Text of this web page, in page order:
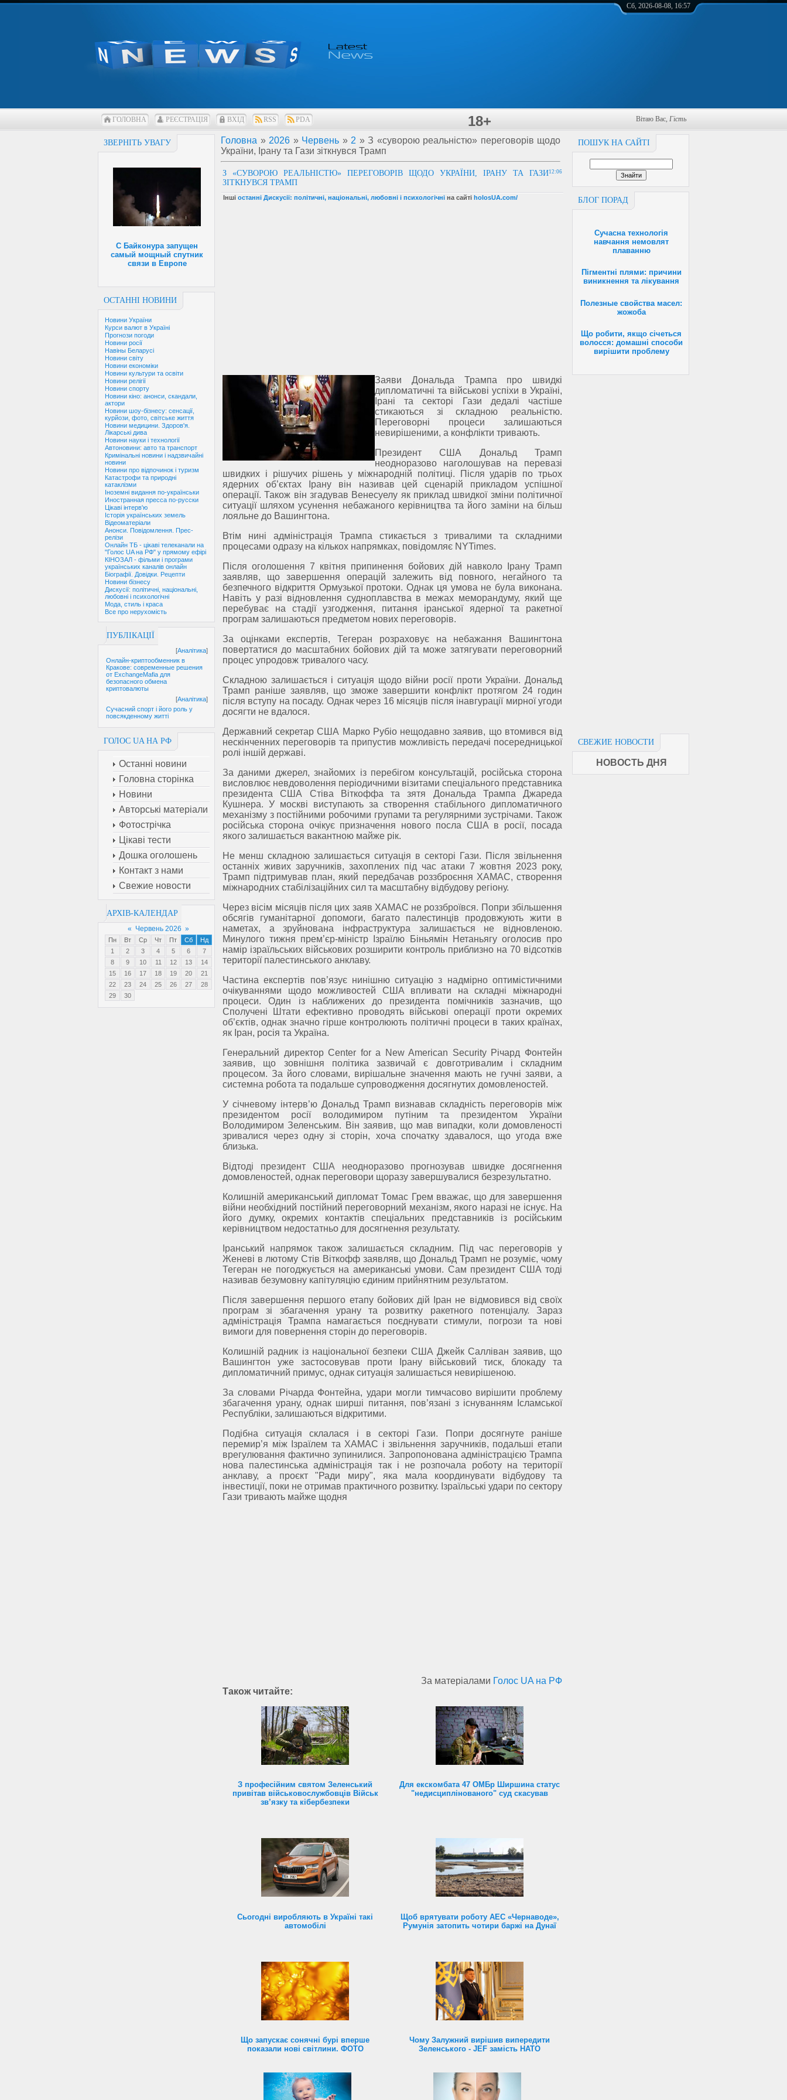
Сб, 2026-08-08, 16:57
ГОЛОВНА РЕЄСТРАЦІЯ ВХІД RSS PDA 18+ Вітаю Вас, Гість
ЗВЕРНІТЬ УВАГУ
С Байконура запущен
самый мощный спутник
связи в Европе
ОСТАННІ НОВИНИ
Новини України
Курси валют в Україні
Прогнози погоди
Новини росії
Навіны Беларусі
Новини світу
Новини економіки
Новини культури та освіти
Новини релігії
Новини спорту
Новини кіно: анонси, скандали,
актори
Новини шоу-бізнесу: сенсації,
курйози, фото, світське життя
Новини медицини. Здоров'я.
Лікарські дива
Новини науки і технології
Автоновини: авто та транспорт
Кримінальні новини і надзвичайні
новини
Новини про відпочинок і туризм
Катастрофи та природні
катаклізми
Іноземні видання по-українськи
Иностранная пресса по-русски
Цікаві інтерв'ю
Історія українських земель
Відеоматеріали
Анонси. Повідомлення. Прес-
релізи
Онлайн ТБ - цікаві телеканали на
"Голос UA на РФ" у прямому ефірі
КІНОЗАЛ - фільми і програми
українських каналів онлайн
Біографії. Довідки. Рецепти
Новини бізнесу
Дискусії: політичні, національні,
любовні і психологічні
Мода, стиль і краса
Все про нерухомість
ПУБЛІКАЦІЇ
[Аналітика]
Онлайн-криптообменник в
Кракове: современные решения
от ExchangeMafia для
безопасного обмена
криптовалюты
[Аналітика]
Сучасний спорт і його роль у
повсякденному житті
ГОЛОС UA НА РФ
Останні новини
Головна сторінка
Новини
Авторські матеріали
Фотострічка
Цікаві тести
Дошка оголошень
Контакт з нами
Свежие новости
АРХІВ-КАЛЕНДАР
« Червень 2026 »
Пн Вт Ср Чт Пт Сб
Нд
1
2 3 4 5 6
7
8
9 10 11 12 13
14
15
16 17 18 19 20
21
22
23 24 25 26 27
28
29
30
ПОШУК НА САЙТІ
БЛОГ ПОРАД
Сучасна технологія
навчання немовлят
плаванню
Пігментні плями: причини
виникнення та лікування
Полезные свойства масел:
жожоба
Що робити, якщо січеться
волосся: домашні способи
вирішити проблему
СВЕЖИЕ НОВОСТИ
НОВОСТЬ ДНЯ
Головна » 2026 » Червень » 2 » З «суворою реальністю» переговорів щодо
України, Ірану та Гази зіткнувся Трамп
12:06
З «СУВОРОЮ РЕАЛЬНІСТЮ» ПЕРЕГОВОРІВ ЩОДО УКРАЇНИ, ІРАНУ ТА ГАЗИ
ЗІТКНУВСЯ ТРАМП
Інші останні Дискусії: політичні, національні, любовні і психологічні на сайті holosUA.com/
Заяви Дональда Трампа про швидкі
дипломатичні та військові успіхи в Україні,
Ірані та секторі Гази дедалі частіше
стикаються зі складною реальністю.
Переговорні процеси залишаються
невирішеними, а конфлікти тривають.
Президент США Дональд Трамп
неодноразово наголошував на перевазі
швидких і рішучих рішень у міжнародній політиці. Після ударів по трьох
ядерних об’єктах Ірану він називав цей сценарій прикладом успішної
операції. Також він згадував Венесуелу як приклад швидкої зміни політичної
ситуації шляхом усунення небажаного керівництва та його заміни на більш
лояльне до Вашингтона.
Втім нині адміністрація Трампа стикається з тривалими та складними
процесами одразу на кількох напрямках, повідомляє NYTimes.
Після оголошення 7 квітня припинення бойових дій навколо Ірану Трамп
заявляв, що завершення операцій залежить від повного, негайного та
безпечного відкриття Ормузької протоки. Однак ця умова не була виконана.
Навіть у разі відновлення судноплавства в межах меморандуму, який ще
перебуває на стадії узгодження, питання іранської ядерної та ракетної
програм залишаються предметом нових переговорів.
За оцінками експертів, Тегеран розраховує на небажання Вашингтона
повертатися до масштабних бойових дій та може затягувати переговорний
процес упродовж тривалого часу.
Складною залишається і ситуація щодо війни росії проти України. Дональд
Трамп раніше заявляв, що зможе завершити конфлікт протягом 24 годин
після вступу на посаду. Однак через 16 місяців після інавгурації мирної угоди
досягти не вдалося.
Державний секретар США Марко Рубіо нещодавно заявив, що втомився від
нескінченних переговорів та припустив можливість передачі посередницької
ролі іншій державі.
За даними джерел, знайомих із перебігом консультацій, російська сторона
висловлює невдоволення періодичними візитами спеціального представника
президента США Стіва Віткоффа та зятя Дональда Трампа Джареда
Кушнера. У москві виступають за створення стабільного дипломатичного
механізму з постійними робочими групами та регулярними зустрічами. Також
російська сторона очікує призначення нового посла США в росії, посада
якого залишається вакантною майже рік.
Не менш складною залишається ситуація в секторі Гази. Після звільнення
останніх живих заручників, захоплених під час атаки 7 жовтня 2023 року,
Трамп підтримував план, який передбачав роззброєння ХАМАС, створення
міжнародних стабілізаційних сил та масштабну відбудову регіону.
Через вісім місяців після цих заяв ХАМАС не роззброївся. Попри збільшення
обсягів гуманітарної допомоги, багато палестинців продовжують жити в
наметах, а зруйнована інфраструктура залишається не відновленою.
Минулого тижня прем’єр-міністр Ізраїлю Біньямін Нетаньягу оголосив про
намір ізраїльських військових розширити контроль приблизно на 70 відсотків
території палестинського анклаву.
Частина експертів пов’язує нинішню ситуацію з надмірно оптимістичними
очікуваннями щодо можливостей США впливати на складні міжнародні
процеси. Один із наближених до президента помічників зазначив, що
Сполучені Штати ефективно проводять військові операції проти окремих
об’єктів, однак значно гірше контролюють політичні процеси в таких країнах,
як Іран, росія та Україна.
Генеральний директор Center for a New American Security Річард Фонтейн
заявив, що зовнішня політика зазвичай є довготривалим і складним
процесом. За його словами, вирішальне значення мають не гучні заяви, а
системна робота та подальше супроводження досягнутих домовленостей.
У січневому інтерв’ю Дональд Трамп визнавав складність переговорів між
президентом росії володимиром путіним та президентом України
Володимиром Зеленським. Він заявив, що мав випадки, коли домовленості
зривалися через одну зі сторін, хоча спочатку здавалося, що угода вже
близька.
Відтоді президент США неодноразово прогнозував швидке досягнення
домовленостей, однак переговори щоразу завершувалися безрезультатно.
Колишній американський дипломат Томас Грем вважає, що для завершення
війни необхідний постійний переговорний механізм, якого наразі не існує. На
його думку, окремих контактів спеціальних представників із російським
керівництвом недостатньо для досягнення результату.
Іранський напрямок також залишається складним. Під час переговорів у
Женеві в лютому Стів Віткофф заявляв, що Дональд Трамп не розуміє, чому
Тегеран не погоджується на американські умови. Сам президент США тоді
називав безумовну капітуляцію єдиним прийнятним результатом.
Після завершення першого етапу бойових дій Іран не відмовився від своїх
програм зі збагачення урану та розвитку ракетного потенціалу. Зараз
адміністрація Трампа намагається поєднувати стимули, погрози та нові
вимоги для повернення сторін до переговорів.
Колишній радник із національної безпеки США Джейк Салліван заявив, що
Вашингтон уже застосовував проти Ірану військовий тиск, блокаду та
дипломатичний примус, однак ситуація залишається невирішеною.
За словами Річарда Фонтейна, удари могли тимчасово вирішити проблему
збагачення урану, однак ширші питання, пов’язані з існуванням Ісламської
Республіки, залишаються відкритими.
Подібна ситуація склалася і в секторі Гази. Попри досягнуте раніше
перемир’я між Ізраїлем та ХАМАС і звільнення заручників, подальші етапи
врегулювання фактично зупинилися. Запропонована адміністрацією Трампа
нова палестинська адміністрація так і не розпочала роботу на території
анклаву, а проєкт "Ради миру", яка мала координувати відбудову та
інвестиції, поки не отримав практичного розвитку. Ізраїльські удари по сектору
Гази тривають майже щодня
За матеріалами Голос UA на РФ
Також читайте:
З професійним святом Зеленський
привітав військовослужбовців Військ
зв’язку та кібербезпеки
Для екскомбата 47 ОМБр Ширшина статус
"недисциплінованого" суд скасував
Сьогодні виробляють в Україні такі
автомобілі
Щоб врятувати роботу АЕС «Чернаводе»,
Румунія затопить чотири баржі на Дунаї
Що запускає сонячні бурі вперше
показали нові світлини. ФОТО
Чому Залужний вирішив випередити
Зеленського - JEF замість НАТО